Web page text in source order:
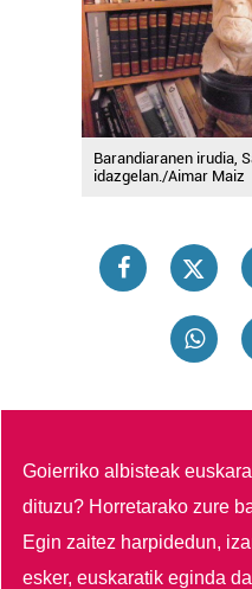
Barandiaranen irudia,
idazgelan./Aimar Maiz
Goierriko albisteak
dituzu? Horretarako zure
Egin zaitez harpidedun,
esker, euskaratik eginda